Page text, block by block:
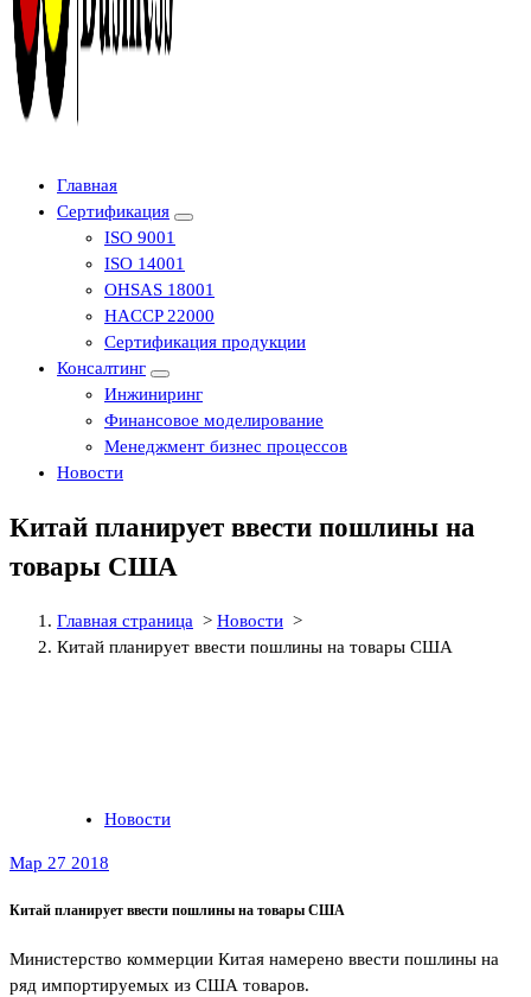
Центр сертификации в Уфе ( услуги по сертификации продукции ,
оформление декларации соответствия, отказного письма)
Главная
Сертификация
ISO 9001
ISO 14001
OHSAS 18001
HACCP 22000
Сертификация продукции
Консалтинг
Инжиниринг
Финансовое моделирование
Менеджмент бизнес процессов
Новости
Китай планирует ввести пошлины на
товары США
Главная страница > Новости >
Китай планирует ввести пошлины на товары США
Новости
Мар 27 2018
Китай планирует ввести пошлины на товары США
Министерство коммерции Китая намерено ввести пошлины на
ряд импортируемых из США товаров.